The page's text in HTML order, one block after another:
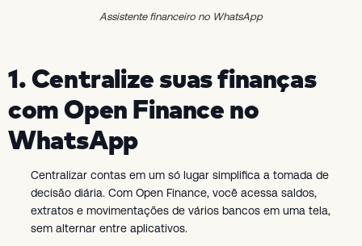
Assistente financeiro no WhatsApp
1. Centralize suas finanças
com Open Finance no
WhatsApp
Centralizar contas em um só lugar simplifica a tomada de
decisão diária. Com Open Finance, você acessa saldos,
extratos e movimentações de vários bancos em uma tela,
sem alternar entre aplicativos.